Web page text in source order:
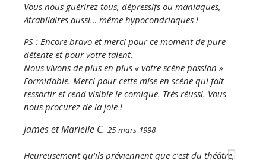
Vous nous guérirez tous, dépressifs ou maniaques,
Atrabilaires aussi… même hypocondriaques !
PS : Encore bravo et merci pour ce moment de pure
détente et pour votre talent.
Nous vivons de plus en plus « votre scène passion »
Formidable. Merci pour cette mise en scène qui fait
ressortir et rend visible le comique. Très réussi. Vous
nous procurez de la joie !
James et Marielle C. 25 mars 1998
Heureusement qu’ils préviennent que c’est du théâtre,